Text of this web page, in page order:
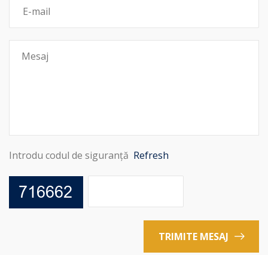
Introdu codul de siguranță Refresh
TRIMITE MESAJ